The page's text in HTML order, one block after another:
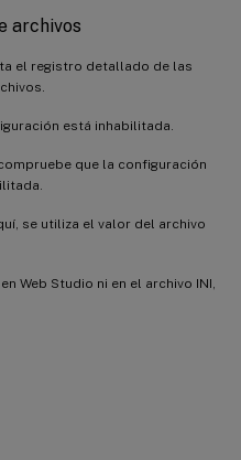
archivos
el registro detallado de las
está inhabilitada.
que la configuración
se utiliza el valor del archivo
Web Studio ni en el archivo INI,